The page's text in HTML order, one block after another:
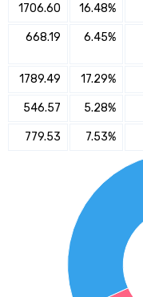
16.48%
1706.60
6.45%
668.19
17.29%
1789.49
5.28%
546.57
7.53%
779.53